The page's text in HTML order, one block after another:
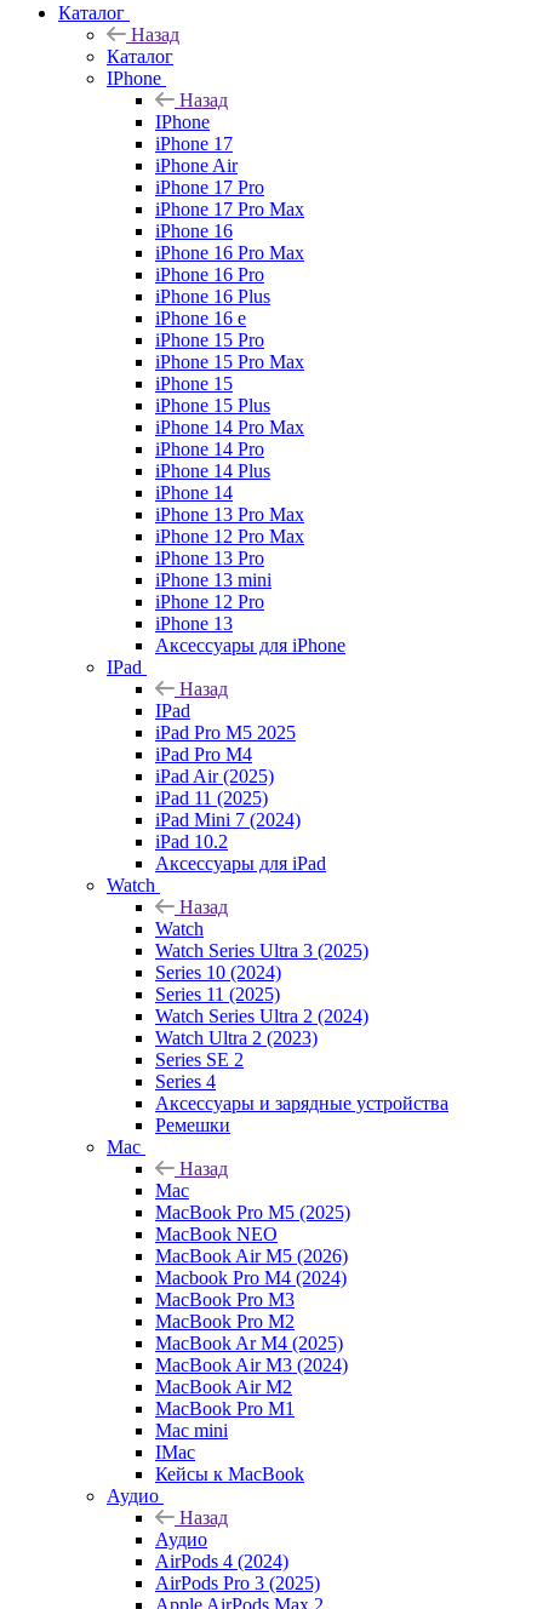
Каталог
Назад
Каталог
IPhone
Назад
IPhone
iPhone 17
iPhone Air
iPhone 17 Pro
iPhone 17 Pro Max
iPhone 16
iPhone 16 Pro Max
iPhone 16 Pro
iPhone 16 Plus
iPhone 16 e
iPhone 15 Pro
iPhone 15 Pro Max
iPhone 15
iPhone 15 Plus
iPhone 14 Pro Max
iPhone 14 Pro
iPhone 14 Plus
iPhone 14
iPhone 13 Pro Max
iPhone 12 Pro Max
iPhone 13 Pro
iPhone 13 mini
iPhone 12 Pro
iPhone 13
Аксессуары для iPhone
IPad
Назад
IPad
iPad Pro M5 2025
iPad Pro M4
iPad Air (2025)
iPad 11 (2025)
iPad Mini 7 (2024)
iPad 10.2
Аксессуары для iPad
Watch
Назад
Watch
Watch Series Ultra 3 (2025)
Series 10 (2024)
Series 11 (2025)
Watch Series Ultra 2 (2024)
Watch Ultra 2 (2023)
Series SE 2
Series 4
Аксессуары и зарядные устройства
Ремешки
Mac
Назад
Mac
MacBook Pro M5 (2025)
MacBook NEO
MacBook Air M5 (2026)
Macbook Pro M4 (2024)
MacBook Pro M3
MacBook Pro M2
MacBook Ar M4 (2025)
MacBook Air M3 (2024)
MacBook Air M2
MacBook Pro M1
Mac mini
IMac
Кейсы к MacBook
Аудио
Назад
Аудио
AirPods 4 (2024)
AirPods Pro 3 (2025)
Apple AirPods Max 2